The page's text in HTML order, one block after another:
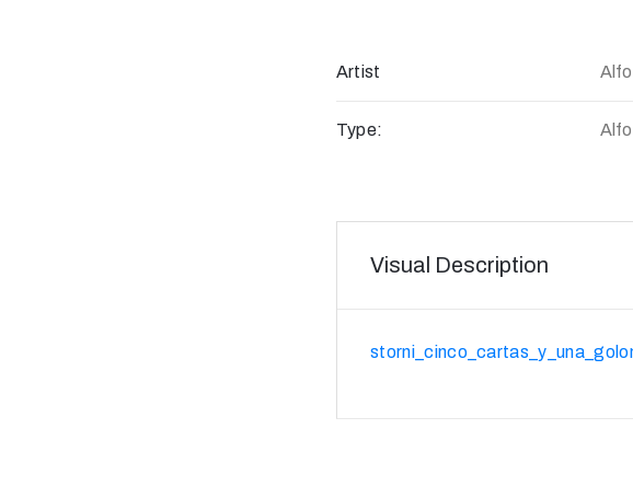
Artist
Type:
Visual Description